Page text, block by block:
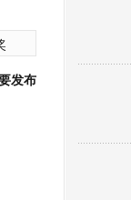
发布